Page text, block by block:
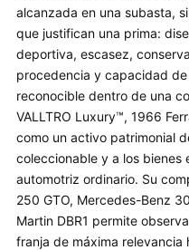
alcanzada en una subasta,
que justifican una prima:
deportiva, escasez,
procedencia y capacidad
reconocible dentro de una
VALLTRO Luxury™, 1966
como un activo patrimonial
coleccionable y a los bienes
automotriz ordinario. Su
250 GTO, Mercedes-Benz
Martin DBR1 permite
franja de máxima relevancia